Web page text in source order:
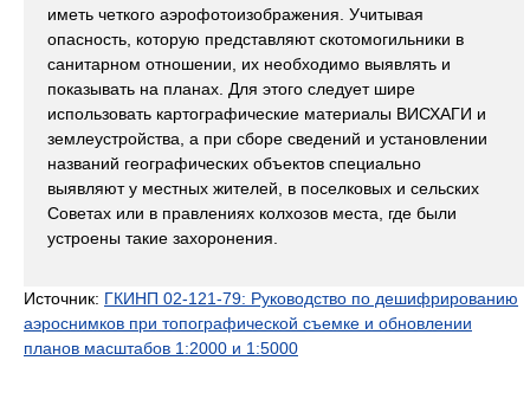
иметь четкого аэрофотоизображения. Учитывая
опасность, которую представляют скотомогильники в
санитарном отношении, их необходимо выявлять и
показывать на планах. Для этого следует шире
использовать картографические материалы ВИСХАГИ и
землеустройства, а при сборе сведений и установлении
названий географических объектов специально
выявляют у местных жителей, в поселковых и сельских
Советах или в правлениях колхозов места, где были
устроены такие захоронения.
Источник: ГКИНП 02-121-79: Руководство по дешифрированию
аэроснимков при топографической съемке и обновлении
планов масштабов 1:2000 и 1:5000